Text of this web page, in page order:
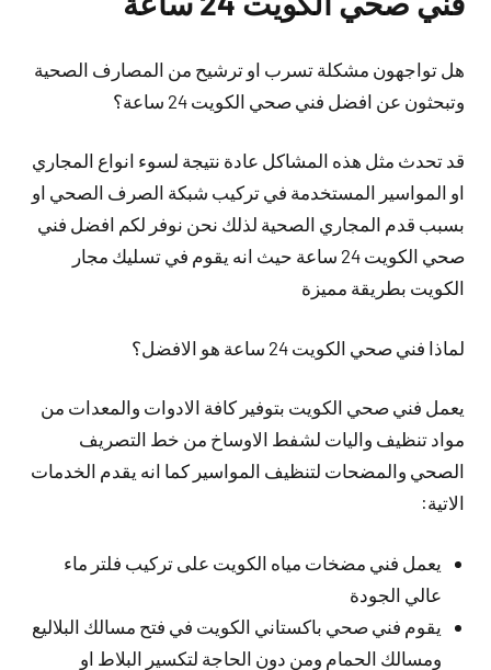
هل تواجهون مشكلة تسرب او ترشيح من المصارف الصحية
وتبحثون عن افضل فني صحي الكويت 24 ساعة؟
قد تحدث مثل هذه المشاكل عادة نتيجة لسوء انواع المجاري
او المواسير المستخدمة في تركيب شبكة الصرف الصحي او
بسبب قدم المجاري الصحية لذلك نحن نوفر لكم افضل فني
صحي الكويت 24 ساعة حيث انه يقوم في تسليك مجار
الكويت بطريقة مميزة
لماذا فني صحي الكويت 24 ساعة هو الافضل؟
يعمل فني صحي الكويت بتوفير كافة الادوات والمعدات من
مواد تنظيف واليات لشفط الاوساخ من خط التصريف
الصحي والمضحات لتنظيف المواسير كما انه يقدم الخدمات
الاتية:
يعمل فني مضخات مياه الكويت على تركيب فلتر ماء
عالي الجودة
يقوم فني صحي باكستاني الكويت في فتح مسالك البلاليع
ومسالك الحمام ومن دون الحاجة لتكسير البلاط او